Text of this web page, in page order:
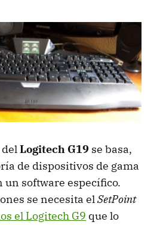
Logitech G19 se basa,
de dispositivos de gama
un software específico.
se necesita elSetPoint
el Logitech G9 que lo